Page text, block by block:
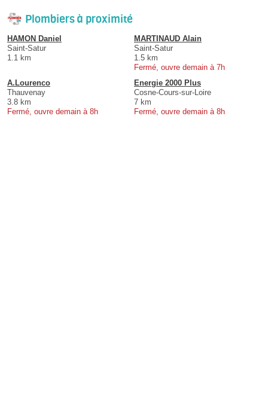
Plombiers à proximité
HAMON Daniel
Saint-Satur
1.1 km
MARTINAUD Alain
Saint-Satur
1.5 km
Fermé, ouvre demain à 7h
A.Lourenco
Thauvenay
3.8 km
Fermé, ouvre demain à 8h
Energie 2000 Plus
Cosne-Cours-sur-Loire
7 km
Fermé, ouvre demain à 8h